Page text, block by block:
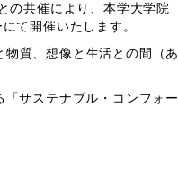
共催により、 本学大学院
て開催いたします。
質、想像と生活との間（あ
サステナブル・コンフォー